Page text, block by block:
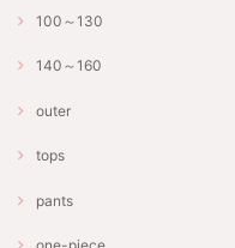
100～130
140～160
outer
tops
pants